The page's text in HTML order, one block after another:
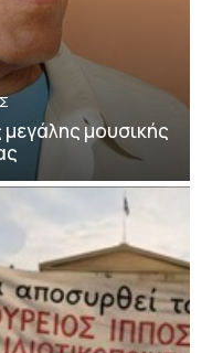
μουσικής